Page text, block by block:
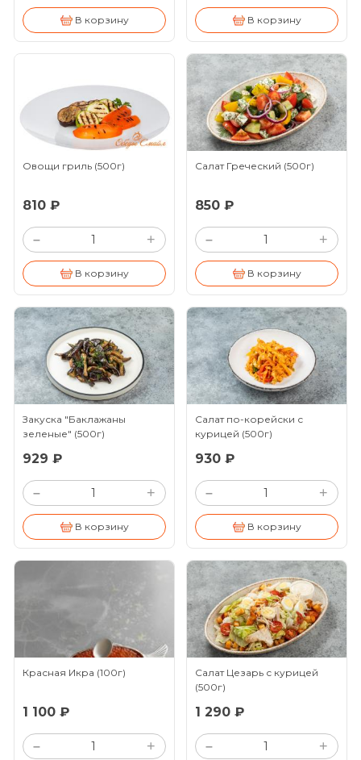
В корзину В корзину
Овощи гриль (500г)
810 ₽
– +
В корзину
Салат Греческий (500г)
850 ₽
– +
В корзину
Закуска "Баклажаны
зеленые" (500г)
929 ₽
– +
В корзину
Салат по-корейски с
курицей (500г)
930 ₽
– +
В корзину
Красная Икра (100г)
1 100 ₽
– +
Салат Цезарь с курицей
(500г)
1 290 ₽
– +